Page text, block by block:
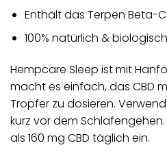
Enthält das Terpen Beta-
100% natürlich & biologisch
Hempcare Sleep ist mit
macht es einfach, das CBD
Tropfer zu dosieren.
kurz vor dem
als 160 mg CBD täglich ein.